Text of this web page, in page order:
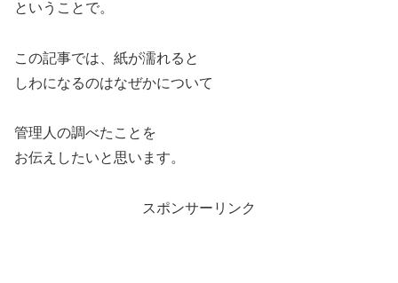
ということで。
この記事では、紙が濡れると
しわになるのはなぜかについて
管理人の調べたことを
お伝えしたいと思います。
スポンサーリンク